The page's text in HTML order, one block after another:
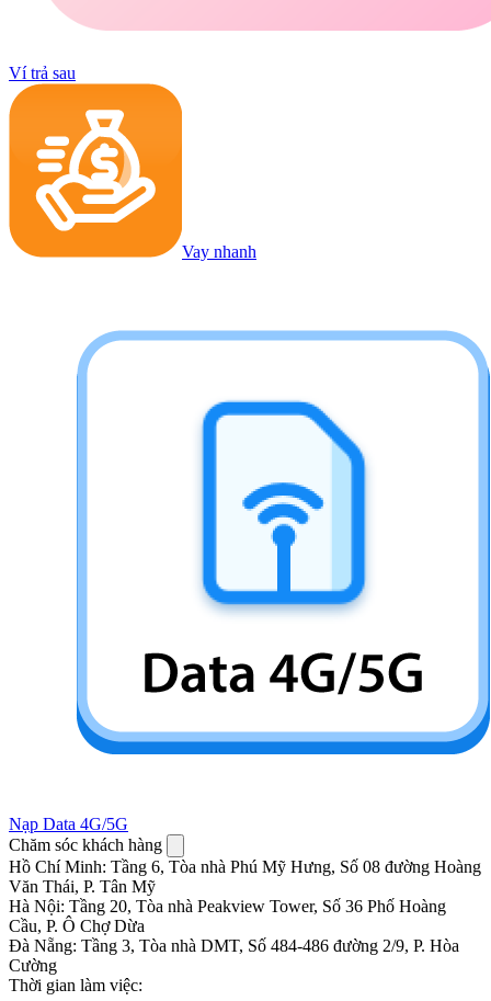
Ví trả sau
Vay nhanh
Nạp Data 4G/5G
Chăm sóc khách hàng
Hồ Chí Minh: Tầng 6, Tòa nhà Phú Mỹ Hưng, Số 08 đường Hoàng
Văn Thái, P. Tân Mỹ
Hà Nội: Tầng 20, Tòa nhà Peakview Tower, Số 36 Phố Hoàng
Cầu, P. Ô Chợ Dừa
Đà Nẵng: Tầng 3, Tòa nhà DMT, Số 484-486 đường 2/9, P. Hòa
Cường
Thời gian làm việc: